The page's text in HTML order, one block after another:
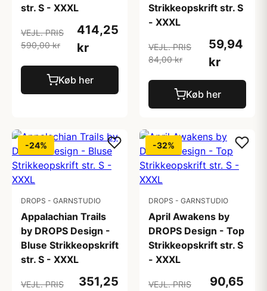
str. S - XXXL
VEJL. PRIS
590,00 kr
414,25
kr
Køb her
Strikkeopskrift str. S
- XXXL
VEJL. PRIS
84,00 kr
59,94
kr
Køb her
-24%
DROPS - GARNSTUDIO
Appalachian Trails
by DROPS Design -
Bluse Strikkeopskrift
str. S - XXXL
VEJL. PRIS
351,25
-32%
DROPS - GARNSTUDIO
April Awakens by
DROPS Design - Top
Strikkeopskrift str. S
- XXXL
VEJL. PRIS
90,65